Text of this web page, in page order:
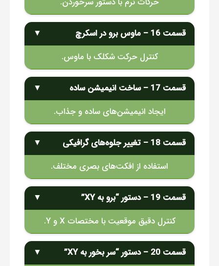
قسمت 16 – ماوس برو در اسکرچ
▼
کنترل حرکت شکلک با ماوس.
قسمت 17 – ساخت انیمیشن ساده
▼
ایجاد انیمیشن‌های ساده و جذاب.
قسمت 18 – تغییر جلوه‌های گرافیکی
▼
استفاده از افکت‌های بصری مختلف.
قسمت 19 – دستور “برو به XY”
▼
کنترل دقیق موقعیت با مختصات X و Y.
قسمت 20 – دستور “سر بخور به XY”
▼